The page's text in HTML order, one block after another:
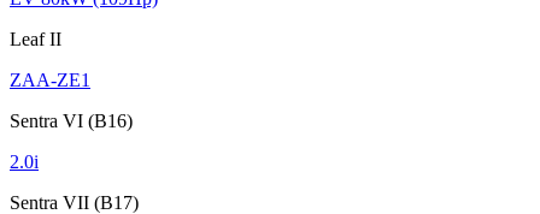
Leaf II
ZAA-ZE1
Sentra VI (B16)
2.0i
Sentra VII (B17)